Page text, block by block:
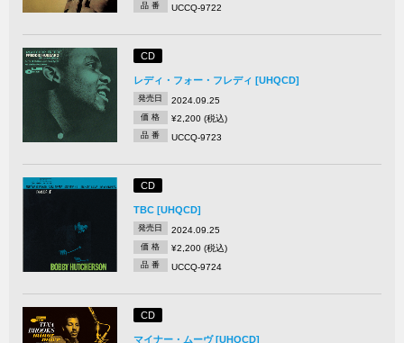
品 番 UCCQ-9722
CD
レディ・フォー・フレディ [UHQCD]
発売日 2024.09.25
価 格 ¥2,200 (税込)
品 番 UCCQ-9723
CD
TBC [UHQCD]
発売日 2024.09.25
価 格 ¥2,200 (税込)
品 番 UCCQ-9724
CD
マイナー・ムーヴ [UHQCD]